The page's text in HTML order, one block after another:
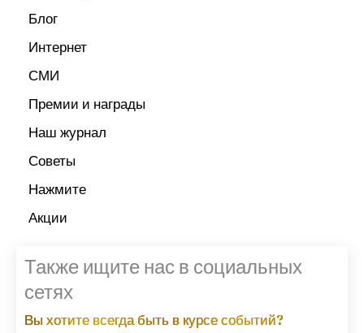
Блог
Интернет
СМИ
Премии и награды
Наш журнал
Советы
Нажмите
Акции
Также ищите нас в социальных
сетях
Вы хотите всегда быть в курсе событий?